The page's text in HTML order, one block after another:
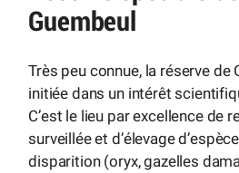
Guembeul
Très peu connue, la réserve de
initiée dans un intérêt
C’est le lieu par excellence de
surveillée et d’élevage
disparition (oryx, gazelles